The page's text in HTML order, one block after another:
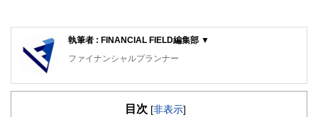
執筆者 : FINANCIAL FIELD編集部 ▼
ファイナンシャルプランナー
FinancialField編集部は、金融、経済に関する記事を、日々
知識がない方でも理解できるようわかりやすく発信していま
目次 [非表示]